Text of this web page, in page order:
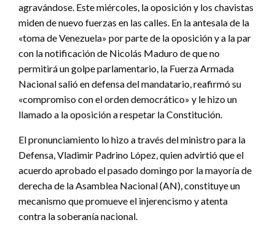
agravándose. Este miércoles, la oposición y los chavistas
miden de nuevo fuerzas en las calles. En la antesala de la
«toma de Venezuela» por parte de la oposición y a la par
con la notificación de Nicolás Maduro de que no
permitirá un golpe parlamentario, la Fuerza Armada
Nacional salió en defensa del mandatario, reafirmó su
«compromiso con el orden democrático» y le hizo un
llamado a la oposición a respetar la Constitución.
El pronunciamiento lo hizo a través del ministro para la
Defensa, Vladimir Padrino López, quien advirtió que el
acuerdo aprobado el pasado domingo por la mayoría de
derecha de la Asamblea Nacional (AN), constituye un
mecanismo que promueve el injerencismo y atenta
contra la soberanía nacional.